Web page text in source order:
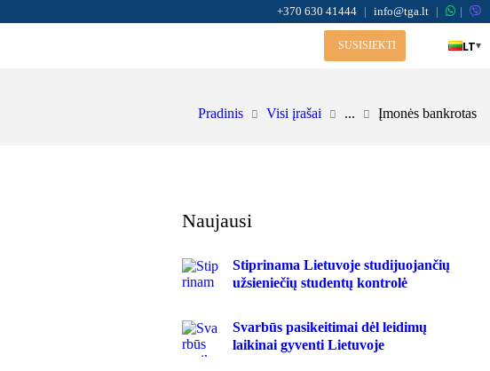
+370 630 41444 | info@tga.lt | |
SUSISIEKTI LT▾
Pradinis Visi įrašai ... Įmonės bankrotas
Naujausi
Stiprinama Lietuvoje studijuojančių
užsieniečių studentų kontrolė
Svarbūs pasikeitimai dėl leidimų
laikinai gyventi Lietuvoje